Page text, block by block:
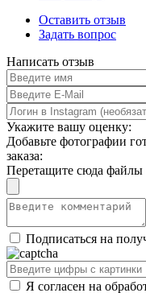
Оставить отзыв
Задать вопрос
Написать отзыв
Укажите вашу оценку:
Добавьте фотографии
заказа:
Перетащите сюда
Подписаться на
Я согласен на